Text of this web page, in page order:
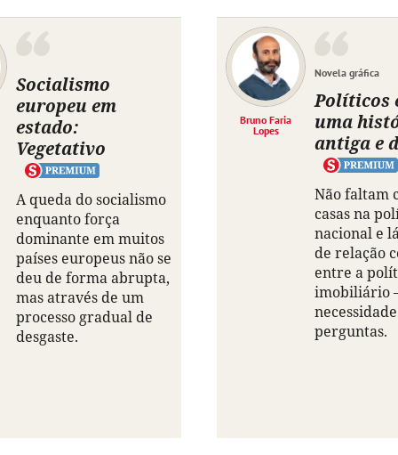
Socialismo
europeu em
estado:
Vegetativo
A queda do socialismo
enquanto força
dominante em muitos
países europeus não se
deu de forma abrupta,
mas através de um
processo gradual de
desgaste.
Bruno Faria
Lopes
Novela gráfica
Políticos
uma
antiga e
Não faltam
casas na
nacional e
de relação
entre a
imobiliário
perguntas.